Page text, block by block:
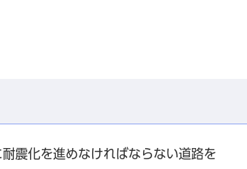
震化を進めなければならない道路を